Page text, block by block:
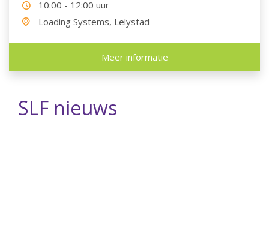
10:00 - 12:00 uur
Loading Systems, Lelystad
Meer informatie
SLF nieuws